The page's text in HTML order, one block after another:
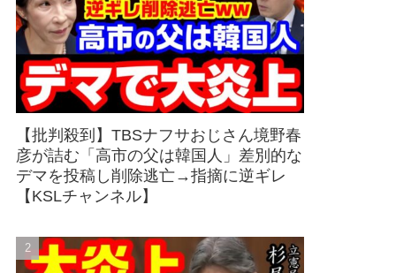
【批判殺到】TBSナフサおじさん境野春
彦が詰む「高市の父は韓国人」差別的な
デマを投稿し削除逃亡→指摘に逆ギレ
【KSLチャンネル】